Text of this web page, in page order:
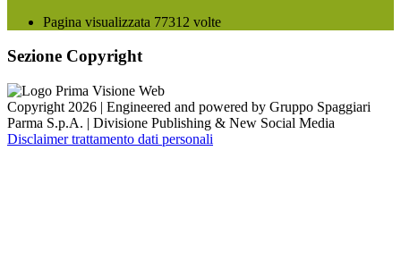
Pagina visualizzata 77312 volte
Sezione Copyright
Copyright 2026 | Engineered and powered by Gruppo Spaggiari
Parma S.p.A. | Divisione Publishing & New Social Media
Disclaimer trattamento dati personali